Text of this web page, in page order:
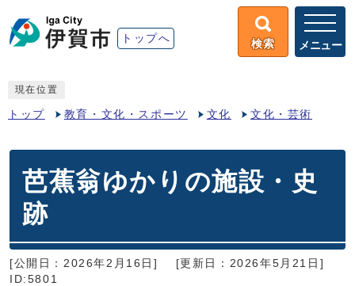
トップへ 検索 メニュー
現在位置
トップ 教育・文化・スポーツ 文化 文化・芸術
芭蕉翁ゆかりの施設・史
跡
[公開日：2026年2月16日]
[更新日：2026年5月21日]
ID:5801